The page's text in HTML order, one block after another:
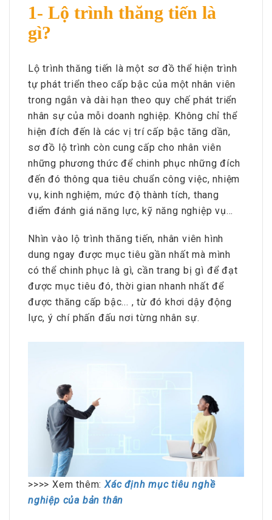
1- Lộ trình thăng tiến là
gì?
Lộ trình thăng tiến là một sơ đồ thể hiện trình
tự phát triển theo cấp bậc của một nhân viên
trong ngắn và dài hạn theo quy chế phát triển
nhân sự của mỗi doanh nghiệp. Không chỉ thể
hiện đích đến là các vị trí cấp bậc tăng dần,
sơ đồ lộ trình còn cung cấp cho nhân viên
những phương thức để chinh phục những đích
đến đó thông qua tiêu chuẩn công việc, nhiệm
vụ, kinh nghiệm, mức độ thành tích, thang
điểm đánh giá năng lực, kỹ năng nghiệp vụ...
Nhìn vào lộ trình thăng tiến, nhân viên hình
dung ngay được mục tiêu gần nhất mà mình
có thể chinh phục là gì, cần trang bị gì để đạt
được mục tiêu đó, thời gian nhanh nhất để
được thăng cấp bậc... , từ đó khơi dậy động
lực, ý chí phấn đấu nơi từng nhân sự.
>>>> Xem thêm:Xác định mục tiêu nghề
nghiệp của bản thân